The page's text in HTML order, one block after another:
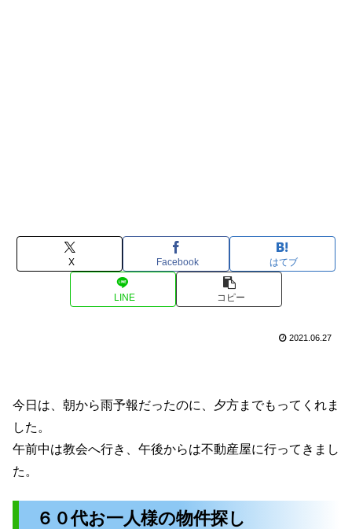
X Facebook はてブ
LINE コピー
2021.06.27
今日は、朝から雨予報だったのに、夕方までもってくれま
した。
午前中は教会へ行き、午後からは不動産屋に行ってきまし
た。
６０代お一人様の物件探し